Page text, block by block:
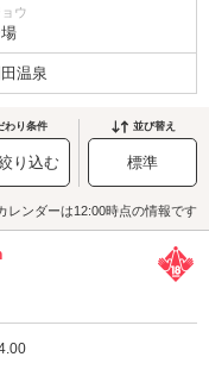
ウ
温泉
わり条件
り込む
並び替え
標準
レンダーは12:00時点の情報です
つ星のうち4